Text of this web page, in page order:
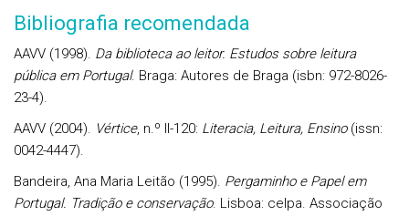
Bibliografia recomendada
AAVV (1998). Da biblioteca ao leitor. Estudos sobre leitura
pública em Portugal. Braga: Autores de Braga (isbn: 972-8026-
23-4).
AAVV (2004). Vértice, n.º II-120: Literacia, Leitura, Ensino(issn:
0042-4447).
Bandeira, Ana Maria Leitão (1995). Pergaminho e Papel em
Portugal. Tradição e conservação. Lisboa: celpa. Associação